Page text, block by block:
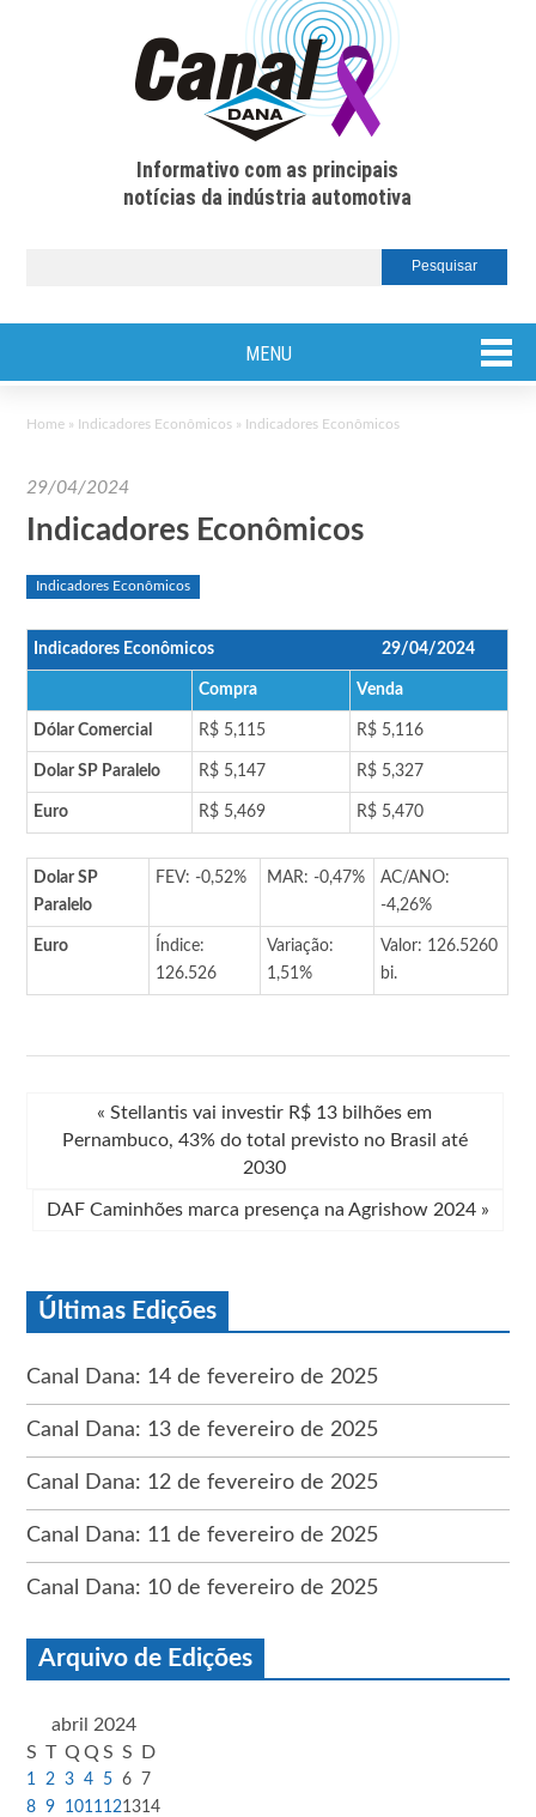
Informativo com as principais
notícias da indústria automotiva
MENU
Home » Indicadores Econômicos » Indicadores Econômicos
29/04/2024
Indicadores Econômicos
Indicadores Econômicos
Indicadores Econômicos 29/04/2024
Compra Venda
Dólar Comercial R$ 5,115 R$ 5,116
Dolar SP Paralelo R$ 5,147 R$ 5,327
Euro R$ 5,469 R$ 5,470
Dolar SP
Paralelo
FEV: -0,52% MAR: -0,47%
AC/ANO:
-4,26%
Euro
Índice:
126.526
Variação:
1,51%
Valor: 126.5260
bi.
« Stellantis vai investir R$ 13 bilhões em
Pernambuco, 43% do total previsto no Brasil até
2030
DAF Caminhões marca presença na Agrishow 2024 »
Últimas Edições
Canal Dana: 14 de fevereiro de 2025
Canal Dana: 13 de fevereiro de 2025
Canal Dana: 12 de fevereiro de 2025
Canal Dana: 11 de fevereiro de 2025
Canal Dana: 10 de fevereiro de 2025
Arquivo de Edições
abril 2024
S T Q Q S S D
1 2 3 4 5 6
7
8 9 1011 121314